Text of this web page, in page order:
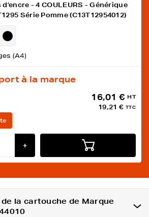
- 4 COULEURS - Générique
Série Pomme (C13T12954012)
(A4)
à la marque
16,01 € HT
19,21 € TTC
+
la cartouche de Marque